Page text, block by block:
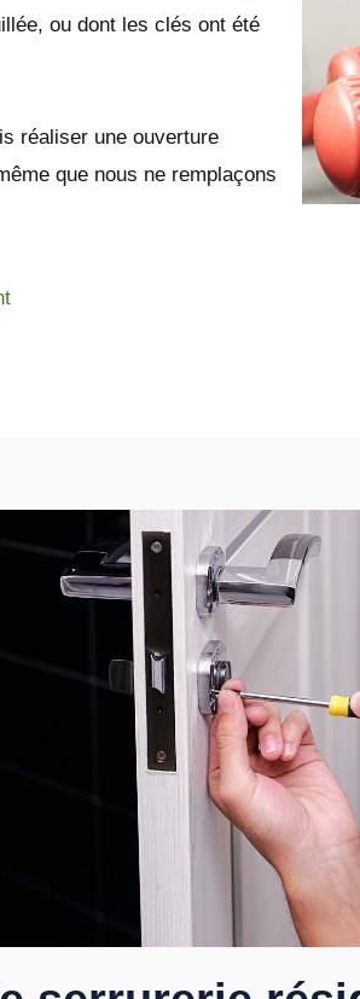
ou dont les clés ont été
réaliser une ouverture
que nous ne remplaçons